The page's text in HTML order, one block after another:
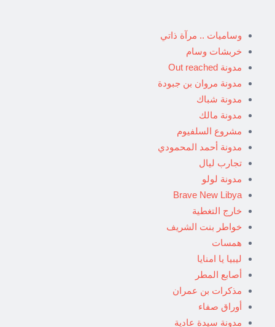
وساميات .. مرآة ذاتي
خربشات وسام
مدونة Out reached
مدونة مروان بن جبودة
مدونة شباك
مدونة مالك
مشروع السلفيوم
مدونة أحمد المحمودي
تجارب ليال
مدونة لولو
Brave New Libya
خارج التغطية
خواطر بنت الشريف
همسات
ليبيا يا امنايا
أصابع المطر
مذكرات بن عمران
أوراق صفاء
مدونة سيدة عادية